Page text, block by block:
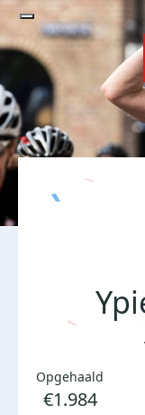
Opgehaald
€1.984